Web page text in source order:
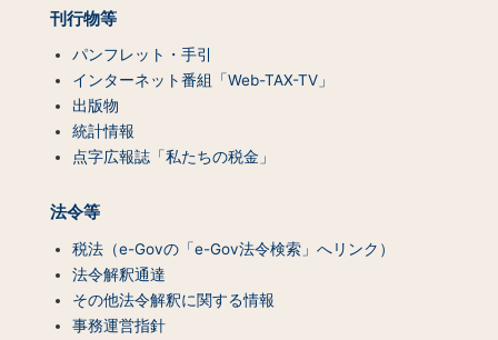
刊行物等
パンフレット・手引
インターネット番組「Web-TAX-TV」
出版物
統計情報
点字広報誌「私たちの税金」
法令等
税法（e-Govの「e-Gov法令検索」へリンク）
法令解釈通達
その他法令解釈に関する情報
事務運営指針